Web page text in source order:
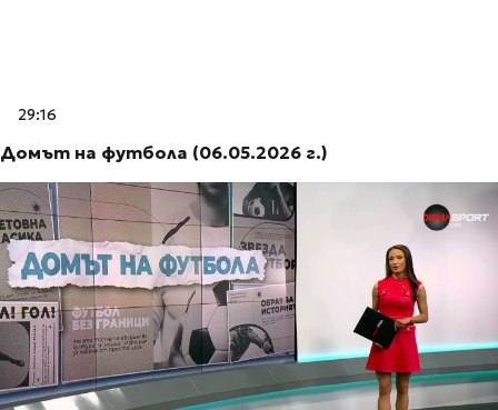
29:16
Домът на футбола (06.05.2026 г.)